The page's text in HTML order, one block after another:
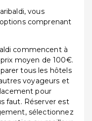
vous
comprenant
commencent à
moyen de 100€.
tous les hôtels
voyageurs et
pour
faut. Réserver est
sélectionnez